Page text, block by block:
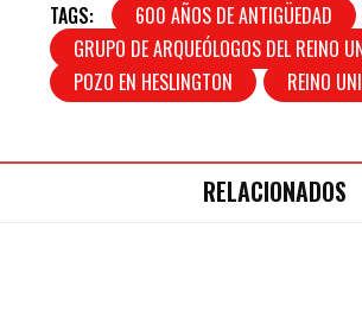
TAGS: 600 AÑOS DE ANTIGÜEDAD
GRUPO DE ARQUEÓLOGOS DEL REINO
POZO EN HESLINGTON
REINO
RELACIONADOS